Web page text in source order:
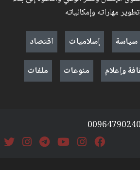
مهاراته وإمكانياته
سياسة إسلاميات
اقتصاد
وإعلام منوعات ملفات